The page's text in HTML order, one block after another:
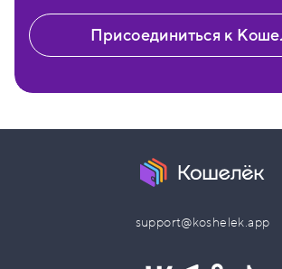
Присоединиться к
support@koshelek.app